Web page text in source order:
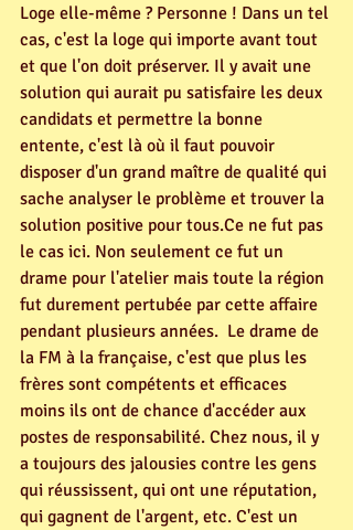
Loge elle-même ? Personne ! Dans un tel
cas, c'est la loge qui importe avant tout
et que l'on doit préserver. Il y avait une
solution qui aurait pu satisfaire les deux
candidats et permettre la bonne
entente, c'est là où il faut pouvoir
disposer d'un grand maître de qualité qui
sache analyser le problème et trouver la
solution positive pour tous.Ce ne fut pas
le cas ici. Non seulement ce fut un
drame pour l'atelier mais toute la région
fut durement pertubée par cette affaire
pendant plusieurs années.  Le drame de
la FM à la française, c'est que plus les
frères sont compétents et efficaces
moins ils ont de chance d'accéder aux
postes de responsabilité. Chez nous, il y
a toujours des jalousies contre les gens
qui réussissent, qui ont une réputation,
qui gagnent de l'argent, etc. C'est un